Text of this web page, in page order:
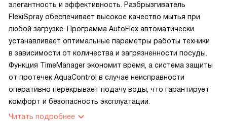
элегантность и эффективность. Разбрызгиватель
FlexiSpray обеспечивает высокое качество мытья при
любой загрузке. Программа AutoFlex автоматически
устанавливает оптимальные параметры работы техники
в зависимости от количества и загрязненности посуды.
Функция TimeManager экономит время, а система защиты
от протечек AquaControl в случае неисправности
оперативно перекрывает подачу воды, что гарантирует
комфорт и безопасность эксплуатации.
Читать подробнее